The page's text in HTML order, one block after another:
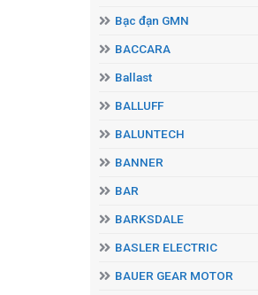
Bạc đạn GMN
BACCARA
Ballast
BALLUFF
BALUNTECH
BANNER
BAR
BARKSDALE
BASLER ELECTRIC
BAUER GEAR MOTOR